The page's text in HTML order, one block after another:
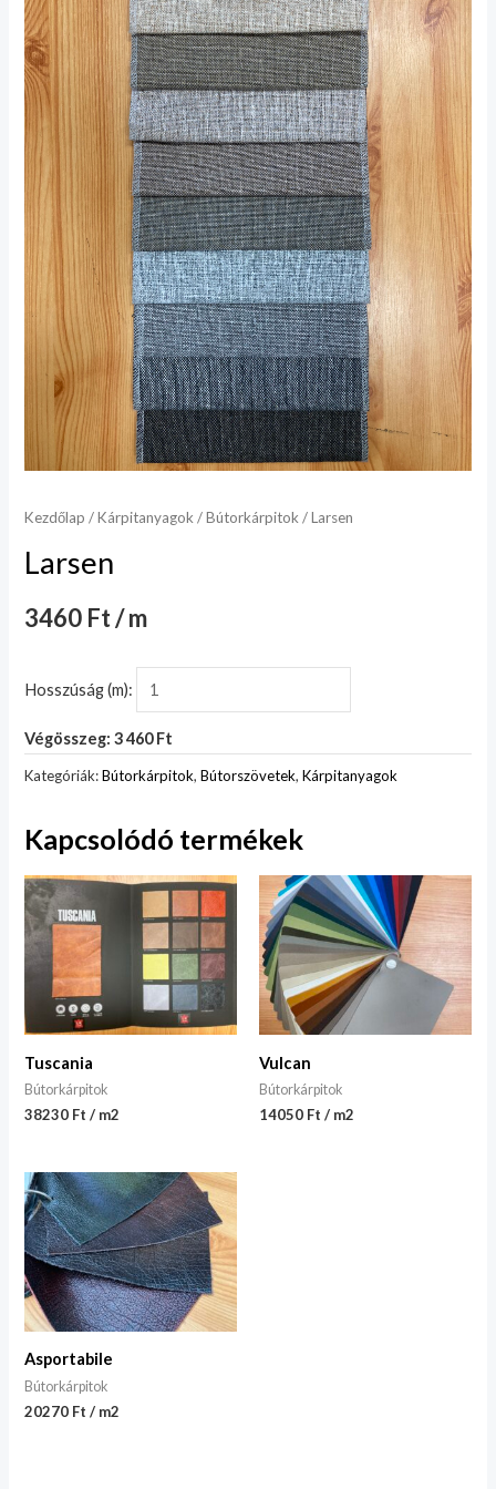
Kezdőlap /Kárpitanyagok /Bútorkárpitok / Larsen
Larsen
3460 Ft / m
Hosszúság (m):
Végösszeg: 3 460 Ft
Kategóriák:Bútorkárpitok,Bútorszövetek,Kárpitanyagok
Kapcsolódó termékek
Tuscania
Bútorkárpitok
38230 Ft / m2
Vulcan
Bútorkárpitok
14050 Ft / m2
Asportabile
Bútorkárpitok
20270 Ft / m2